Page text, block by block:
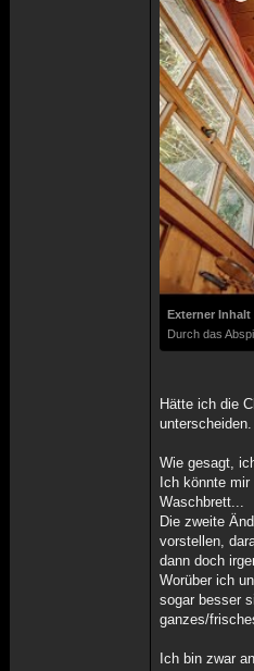
Externer Inhalt
Durch das
Hätte ich die
Wie gesagt,
Ich könnte
Waschbrett...
Die zweite
vorstellen,
dann doch
Worüber ich
sogar besser
ganzes/
Ich bin zwar